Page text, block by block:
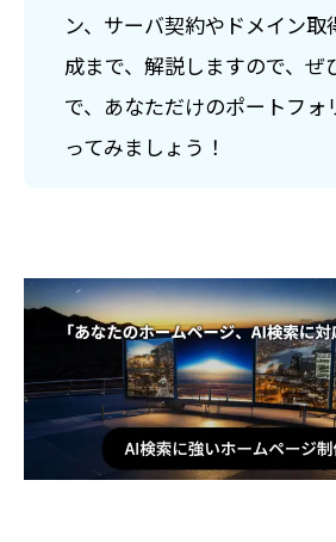
ン、サーバ契約やドメイン
成まで、解説しますので、ぜ
で、あなただけのポートフォ
ってみましょう！